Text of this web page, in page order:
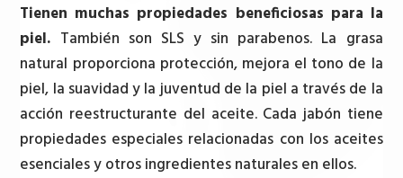
Tienen muchas propiedades beneficiosas para la
piel. También son SLS y sin parabenos. La grasa
natural proporciona protección, mejora el tono de la
piel, la suavidad y la juventud de la piel a través de la
acción reestructurante del aceite. Cada jabón tiene
propiedades especiales relacionadas con los aceites
esenciales y otros ingredientes naturales en ellos.